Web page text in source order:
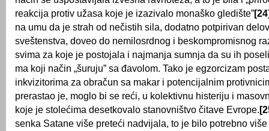
reakcija protiv užasa koje je izazivalo monaško gledište”
na umu da je strah od nečistih sila, dodatno potpirivan
sveštenstva, doveo do nemilosrdnog i beskompromisnog
svima za koje je postojala i najmanja sumnja da su ih
ma koji način „šuruju” sa đavolom. Tako je egzorcizam
inkvizitorima za obračun sa makar i potencijalnim
prerastao je, moglo bi se reći, u kolektivnu histeriju i
koje je stolećima desetkovalo stanovništvo čitave Evrope.
senka Satane više preteći nadvijala, to je bilo potrebno